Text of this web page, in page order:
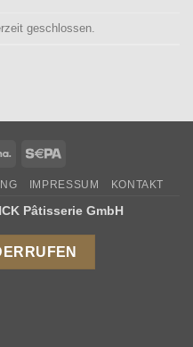
geschlossen.
Klarna
IMPRESSUM KONTAKT
Pâtisserie GmbH